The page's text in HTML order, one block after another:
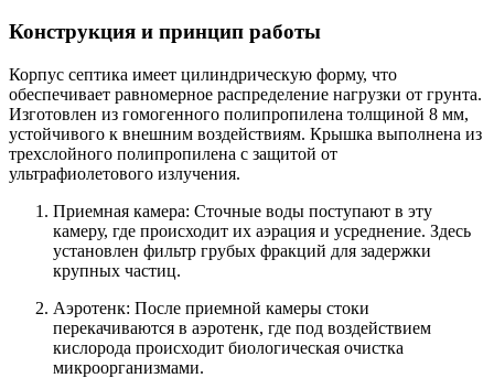
Конструкция и принцип работы
Корпус септика имеет цилиндрическую форму, что
обеспечивает равномерное распределение нагрузки от грунта.
Изготовлен из гомогенного полипропилена толщиной 8 мм,
устойчивого к внешним воздействиям. Крышка выполнена из
трехслойного полипропилена с защитой от
ультрафиолетового излучения.
Приемная камера: Сточные воды поступают в эту
камеру, где происходит их аэрация и усреднение. Здесь
установлен фильтр грубых фракций для задержки
крупных частиц.​
Аэротенк: После приемной камеры стоки
перекачиваются в аэротенк, где под воздействием
кислорода происходит биологическая очистка
микроорганизмами.​